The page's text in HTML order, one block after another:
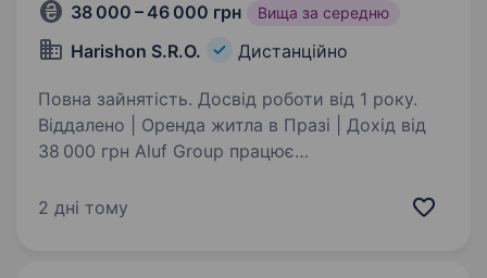
38 000 – 46 000 грн Вища за середню
Harishon S.R.O. Дистанційно
Повна зайнятість. Досвід роботи від 1 року.
Віддалено | Оренда житла в Празі | Дохід вiд
38 000 грн Aluf Group працює
квартири, кімнати та об'єкти для проживання.
2 дні тому